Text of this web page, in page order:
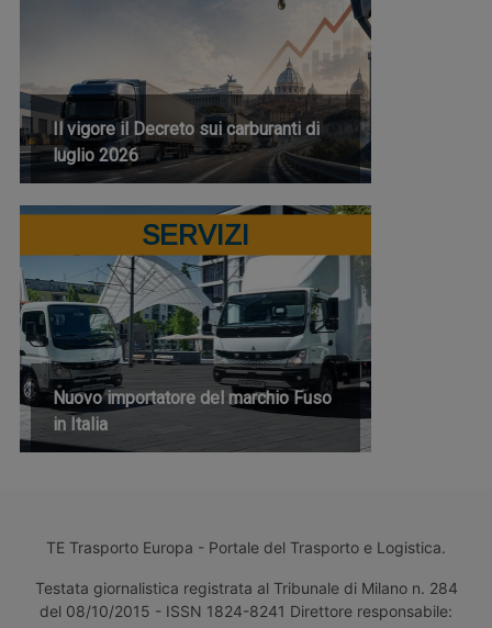
Il vigore il Decreto sui carburanti di
luglio 2026
SERVIZI
Nuovo importatore del marchio Fuso
in Italia
TE Trasporto Europa - Portale del Trasporto e Logistica.
Testata giornalistica registrata al Tribunale di Milano n. 284
del 08/10/2015 - ISSN 1824-8241 Direttore responsabile: